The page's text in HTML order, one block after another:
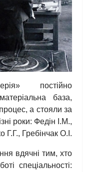
постійно
база,
а стояли за
роки: Федін І.М.,
Гребінчак О.І.
вдячні тим, хто
спеціальності: